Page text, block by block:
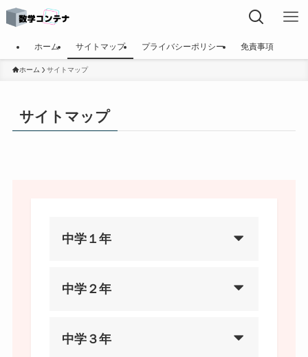
ホーム サイトマップ プライバシーポリシー 免責事項
ホーム サイトマップ
サイトマップ
中学１年
中学２年
中学３年